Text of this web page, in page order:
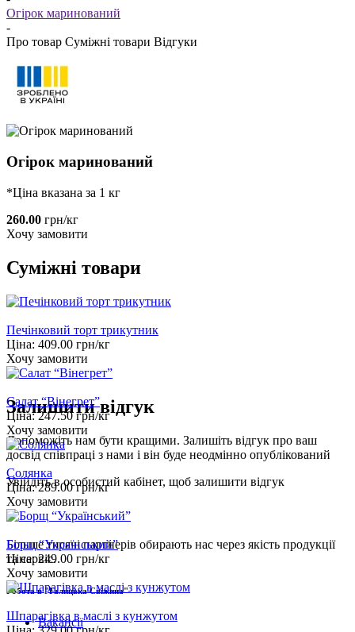
Огірок маринований
-
Про товар Суміжні товари Відгуки
Огірок маринований
*Ціна вказана за 1 кг
260.00 грн/кг
Хочу замовити
Суміжні товари
Печінковий торт трикутник
Ціна: 409.00 грн/кг
Хочу замовити
Салат “Вінегрет”
Ціна:247.50 грн/кг
Хочу замовити
Солянка
Ціна:289.00 грн/кг
Хочу замовити
Борщ “Український”
Ціна:249.00 грн/кг
Хочу замовити
Шпарагівка в маслі з кунжутом
Залишити відгук
Допоможіть нам бути кращими. Залишіть відгук про ваш
досвід співпраці з нами і він буде неодмінно опублікований
Увійдітьв особистий кабінет, щоб залишити відгук
Більше тисячі партнерів обирають нас через якість продукції
та сервіс.
Робота в "Галицька Свіжина"
Вакансії